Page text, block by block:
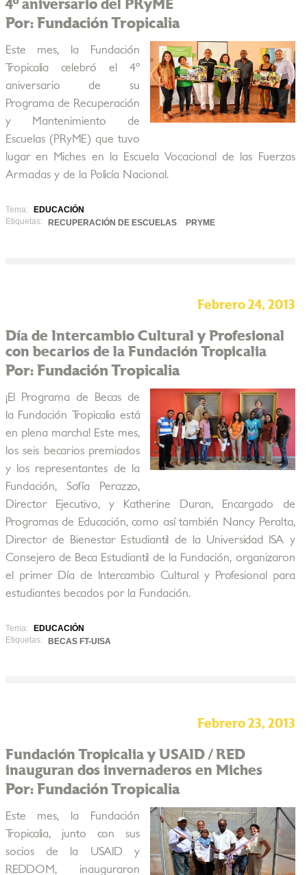
4º aniversario del PRyME
Por: Fundación Tropicalia
Este mes, la Fundación
Tropicalia celebró el 4º
aniversario de su
Programa de Recuperación
y Mantenimiento de
Escuelas (PRyME) que tuvo
lugar en Miches en la Escuela Vocacional de las Fuerzas
Armadas y de la Policía Nacional.
Tema:
EDUCACIÓN
Etiquetas:
RECUPERACIÓN DE ESCUELAS PRYME
Febrero 24, 2013
Día de Intercambio Cultural y Profesional
con becarios de la Fundación Tropicalia
Por: Fundación Tropicalia
¡El Programa de Becas de
la Fundación Tropicalia está
en plena marcha! Este mes,
los seis becarios premiados
y los representantes de la
Fundación, Sofía Perazzo,
Director Ejecutivo, y Katherine Duran, Encargado de
Programas de Educación, como así también Nancy Peralta,
Director de Bienestar Estudiantil de la Universidad ISA y
Consejero de Beca Estudiantil de la Fundación, organizaron
el primer Día de Intercambio Cultural y Profesional para
estudiantes becados por la Fundación.
Tema:
EDUCACIÓN
Etiquetas:
BECAS FT-UISA
Febrero 23, 2013
Fundación Tropicalia y USAID / RED
inauguran dos invernaderos en Miches
Por: Fundación Tropicalia
Este mes, la Fundación
Tropicalia, junto con sus
socios de la USAID y
REDDOM, inauguraron